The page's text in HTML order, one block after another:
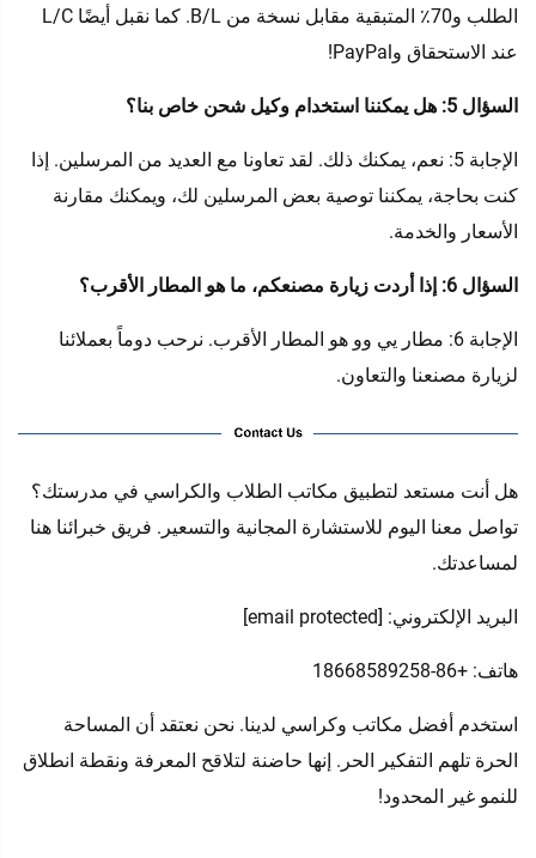
الطلب و70٪ المتبقية مقابل نسخة من B/L. كما نقبل أيضًا L/C
عند الاستحقاق وPayPal!
السؤال 5: هل يمكننا استخدام وكيل شحن خاص بنا؟
الإجابة 5: نعم، يمكنك ذلك. لقد تعاونا مع العديد من المرسلين. إذا
كنت بحاجة، يمكننا توصية بعض المرسلين لك، ويمكنك مقارنة
الأسعار والخدمة.
السؤال 6: إذا أردت زيارة مصنعكم، ما هو المطار الأقرب؟
الإجابة 6: مطار يي وو هو المطار الأقرب. نرحب دوماً بعملائنا
لزيارة مصنعنا والتعاون.
هل أنت مستعد لتطبيق مكاتب الطلاب والكراسي في مدرستك؟
تواصل معنا اليوم للاستشارة المجانية والتسعير. فريق خبرائنا هنا
لمساعدتك.
البريد الإلكتروني: [email protected]
هاتف: +86-18668589258
استخدم أفضل مكاتب وكراسي لدينا. نحن نعتقد أن المساحة
الحرة تلهم التفكير الحر. إنها حاضنة لتلاقح المعرفة ونقطة انطلاق
للنمو غير المحدود!